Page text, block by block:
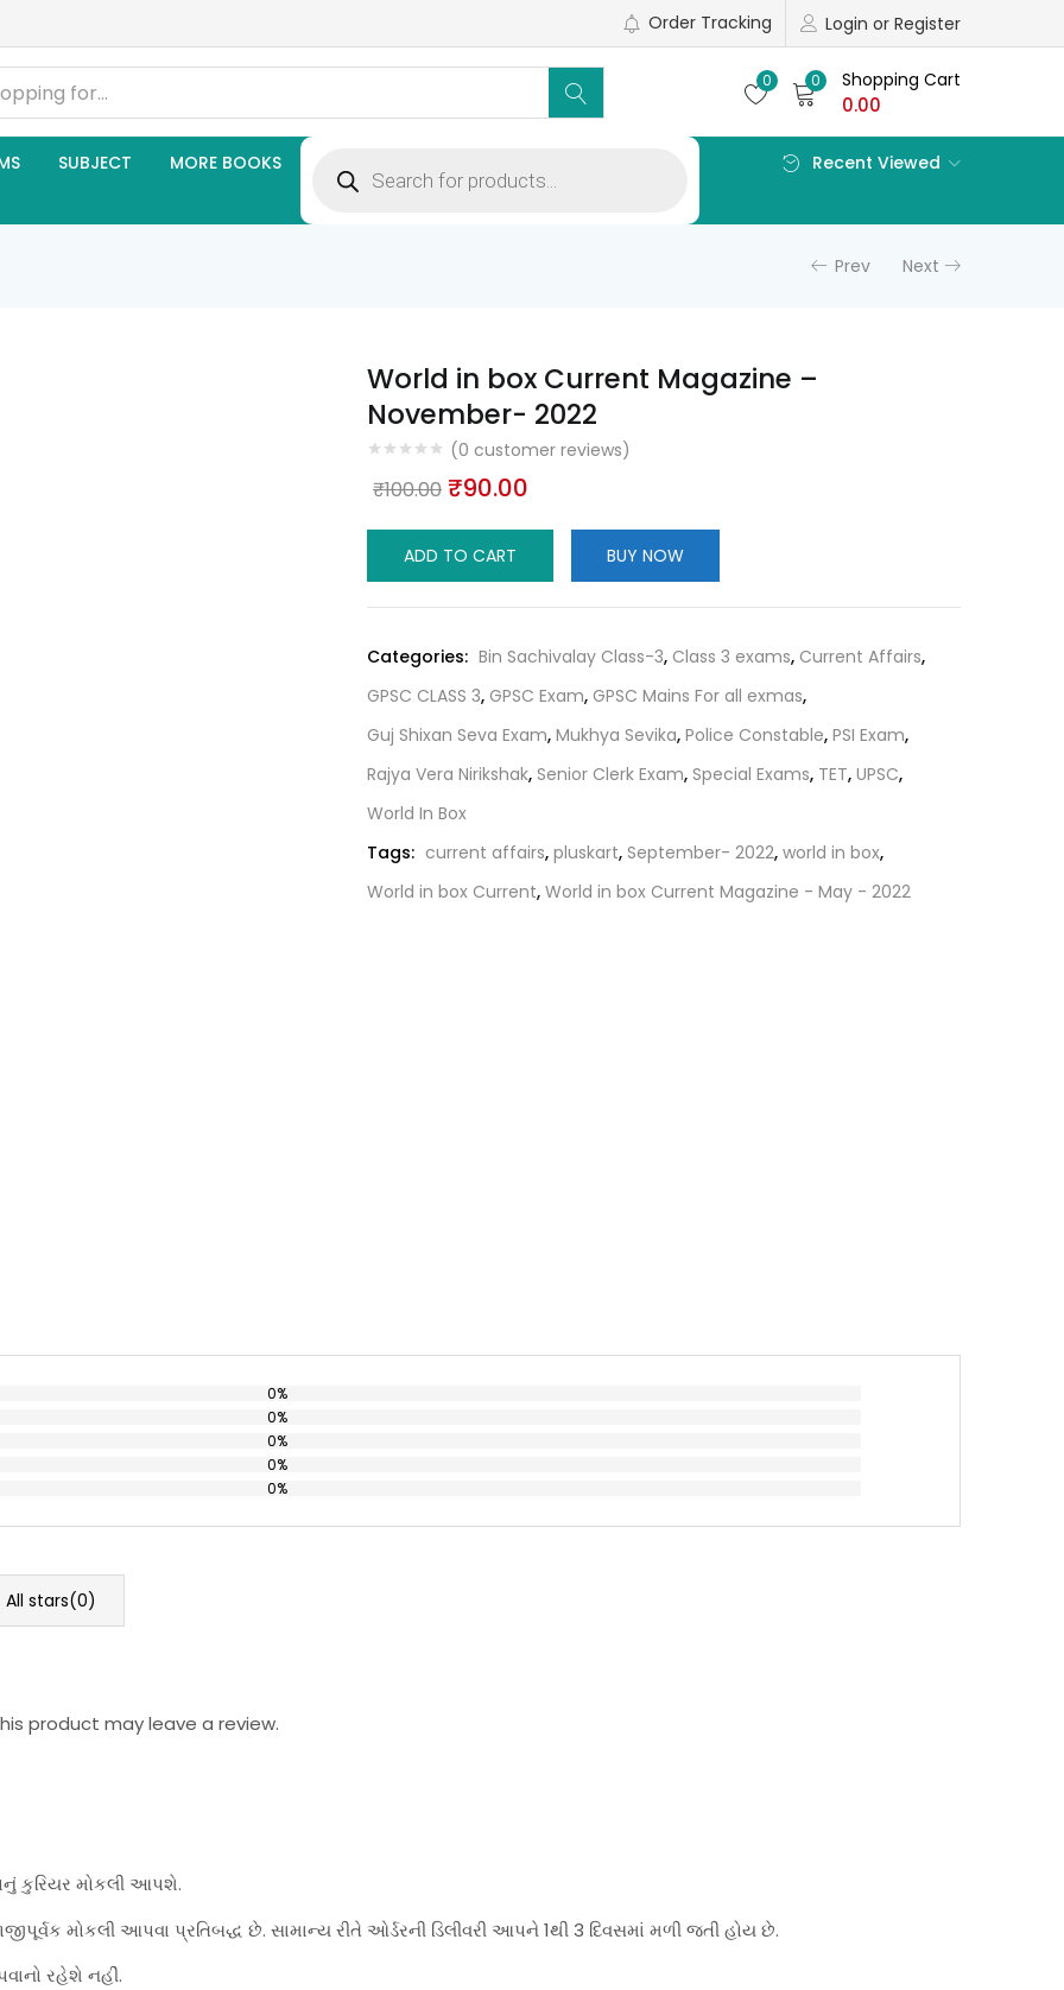
Login or Register
Order Tracking
0 0 Shopping Cart
0.00
SUBJECT MORE BOOKS search Recent Viewed
Prev Next
World in box Current Magazine –
November- 2022
(0 customer reviews)
₹100.00 Original
was:
₹100.00.
₹90.00
₹90.00.
World
box
Magazine
-
November-
quantity
ADD TO CART BUY NOW
Categories: Bin Sachivalay Class-3, Class 3 exams, Current Affairs,
GPSC CLASS 3, GPSC Exam, GPSC Mains For all exmas,
Guj Shixan Seva Exam, Mukhya Sevika, Police Constable, PSI Exam,
Rajya Vera Nirikshak, Senior Clerk Exam, Special Exams, TET, UPSC,
World In Box
Tags: current affairs, pluskart, September- 2022, world in box,
World in box Current, World in box Current Magazine - May - 2022
0%
0%
0%
0%
0%
All stars(0)
product may leave a review.
કુરિયર મોકલી આપશે.
મોકલી આપવા પ્રતિબદ્ધ છે. સામાન્ય રીતે ઓર્ડરની ડિલીવરી આપને 1થી 3 દિવસમાં મળી જતી હોય છે.
રહેશે નહીં.